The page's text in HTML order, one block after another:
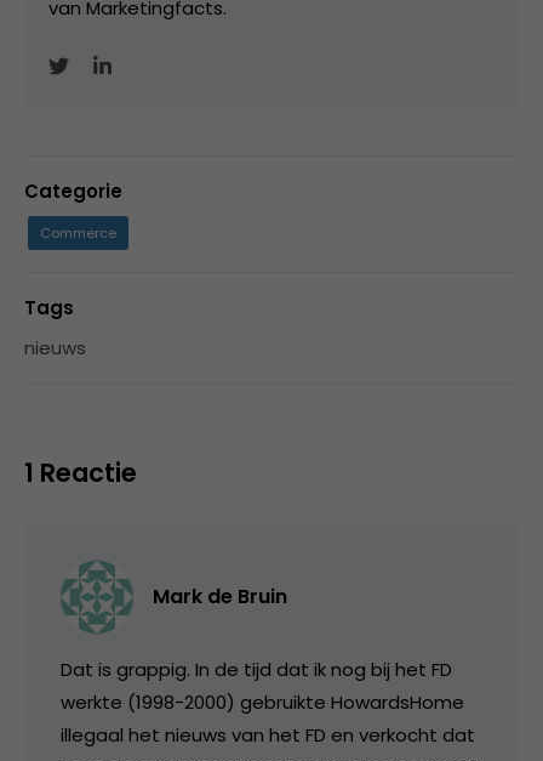
van Marketingfacts.
Categorie
Commerce
Tags
nieuws
1 Reactie
Mark de Bruin
Dat is grappig. In de tijd dat ik nog bij het FD
werkte (1998-2000) gebruikte HowardsHome
illegaal het nieuws van het FD en verkocht dat